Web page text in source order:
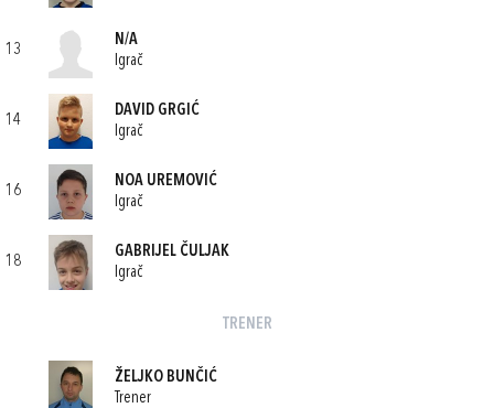
13
N/A
Igrač
14
DAVID GRGIĆ
Igrač
16
NOA UREMOVIĆ
Igrač
18
GABRIJEL ČULJAK
Igrač
TRENER
ŽELJKO BUNČIĆ
Trener